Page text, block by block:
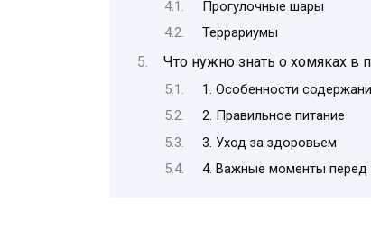
Прогулочные шары
Террариумы
Что нужно знать о хомяках в
1. Особенности
2. Правильное питание
3. Уход за здоровьем
4. Важные моменты перед